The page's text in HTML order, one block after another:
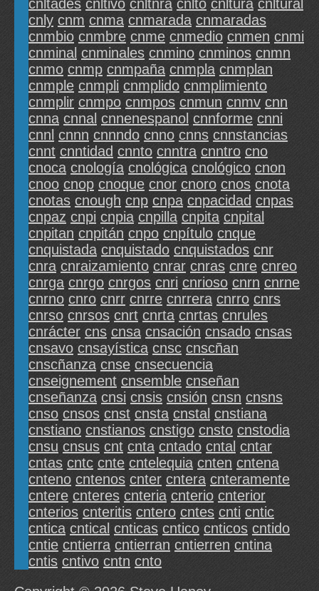
cnltades cnltivo cnltnra cnlto cnltura cnltural
cnly cnm cnma cnmarada cnmaradas
cnmbio cnmbre cnme cnmedio cnmen cnmi
cnminal cnminales cnmino cnminos cnmn
cnmo cnmp cnmpaña cnmpla cnmplan
cnmple cnmpli cnmplido cnmplimiento
cnmplir cnmpo cnmpos cnmun cnmv cnn
cnna cnnal cnnenespanol cnnforme cnni
cnnl cnnn cnnndo cnno cnns cnnstancias
cnnt cnntidad cnnto cnntra cnntro cno
cnoca cnología cnológica cnológico cnon
cnoo cnop cnoque cnor cnoro cnos cnota
cnotas cnough cnp cnpa cnpacidad cnpas
cnpaz cnpi cnpia cnpilla cnpita cnpital
cnpitan cnpitán cnpo cnpítulo cnque
cnquistada cnquistado cnquistados cnr
cnra cnraizamiento cnrar cnras cnre cnreo
cnrga cnrgo cnrgos cnri cnrioso cnrn cnrne
cnrno cnro cnrr cnrre cnrrera cnrro cnrs
cnrso cnrsos cnrt cnrta cnrtas cnrules
cnrácter cns cnsa cnsación cnsado cnsas
cnsavo cnsayística cnsc cnscñan
cnscñanza cnse cnsecuencia
cnseignement cnsemble cnseñan
cnseñanza cnsi cnsis cnsión cnsn cnsns
cnso cnsos cnst cnsta cnstal cnstiana
cnstiano cnstianos cnstigo cnsto cnstodia
cnsu cnsus cnt cnta cntado cntal cntar
cntas cntc cnte cntelequia cnten cntena
cnteno cntenos cnter cntera cnteramente
cntere cnteres cnteria cnterio cnterior
cnterios cnteritis cntero cntes cnti cntic
cntica cntical cnticas cntico cnticos cntido
cntie cntierra cntierran cntierren cntina
cntis cntivo cntn cnto